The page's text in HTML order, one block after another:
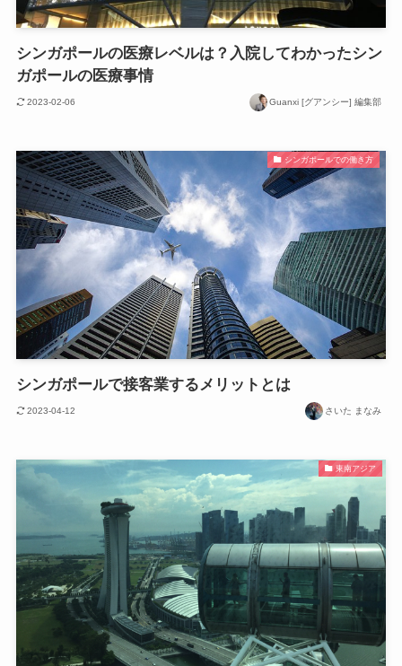
シンガポールの医療レベルは？入院してわかったシン
ガポールの医療事情
2023-02-06 Guanxi [グアンシー] 編集部
シンガポールでの働き方
シンガポールで接客業するメリットとは
2023-04-12 さいた まなみ
東南アジア